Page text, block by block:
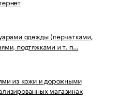
одежды (перчатками,
подтяжками и т. п…
из кожи и дорожными
магазинах